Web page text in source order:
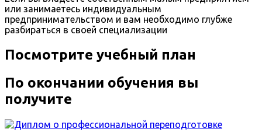
или занимаетесь индивидуальным
предпринимательством и вам необходимо глубже
разбираться в своей специализации
Посмотрите учебный план
По окончании обучения вы
получите